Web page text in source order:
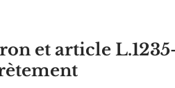
et article